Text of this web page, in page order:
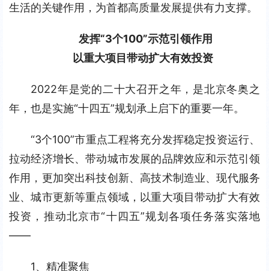
生活的关键作用，为首都高质量发展提供有力支撑。
发挥“3个100”示范引领作用
以重大项目带动扩大有效投资
2022年是党的二十大召开之年，是北京冬奥之
年，也是实施“十四五”规划承上启下的重要一年。
“3个100”市重点工程将充分发挥稳定投资运行、
拉动经济增长、带动城市发展的品牌效应和示范引领
作用，更加突出科技创新、高技术制造业、现代服务
业、城市更新等重点领域，以重大项目带动扩大有效
投资，推动北京市“十四五”规划各项任务落实落地
——
1、精准聚焦